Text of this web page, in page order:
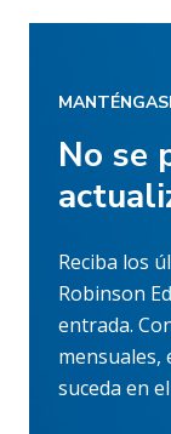
No se
Reciba los
Robinson
entrada.
mensuales,
suceda en